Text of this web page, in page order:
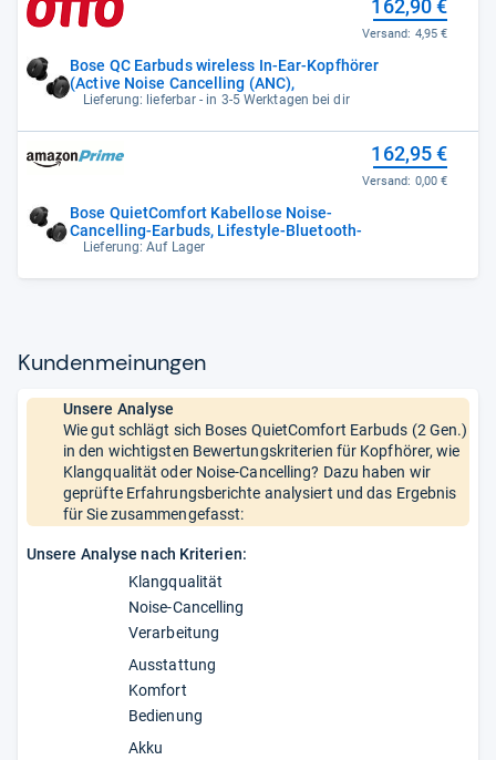
Bose QC Earbuds wireless In-Ear-Kopfhörer
(Active Noise Cancelling (ANC),
Lieferung: lieferbar - in 3-5 Werktagen bei dir
162,90 €
Versand: 4,95 €
Bose QuietComfort Kabellose Noise-
Cancelling-Earbuds, Lifestyle-Bluetooth-
Lieferung: Auf Lager
162,95 €
Versand: 0,00 €
Kun­den­mei­nun­gen
Unsere Analyse
Wie gut schlägt sich Boses QuietComfort Earbuds (2 Gen.)
in den wichtigsten Bewertungskriterien für Kopfhörer, wie
Klangqualität oder Noise-Cancelling? Dazu haben wir
geprüfte Erfahrungsberichte analysiert und das Ergebnis
für Sie zusammengefasst:
Unsere Analyse nach Kriterien:
Klangqualität
Noise-Cancelling
Verarbeitung
Ausstattung
Komfort
Bedienung
Akku